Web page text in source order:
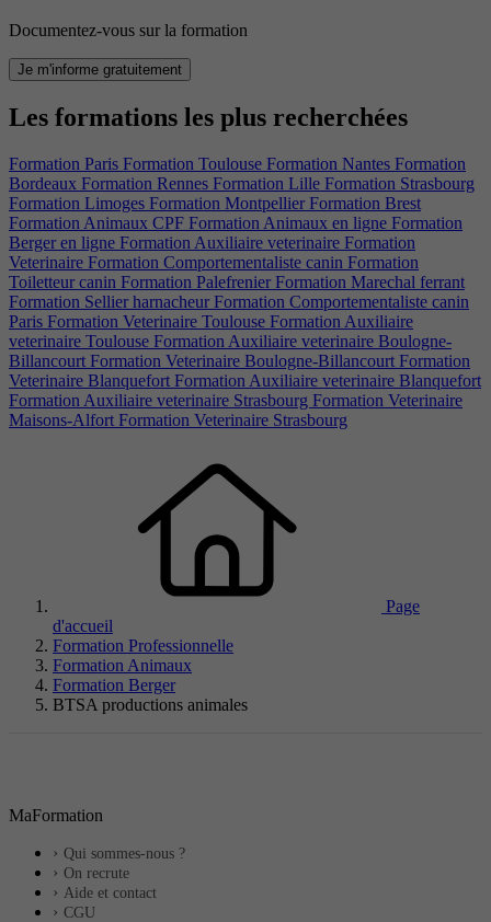
Documentez-vous sur la formation
Je m'informe gratuitement
Les formations les plus recherchées
Formation Paris Formation Toulouse Formation Nantes Formation
Bordeaux Formation Rennes Formation Lille Formation Strasbourg
Formation Limoges Formation Montpellier Formation Brest
Formation Animaux CPF Formation Animaux en ligne Formation
Berger en ligne Formation Auxiliaire veterinaire Formation
Veterinaire Formation Comportementaliste canin Formation
Toiletteur canin Formation Palefrenier Formation Marechal ferrant
Formation Sellier harnacheur Formation Comportementaliste canin
Paris Formation Veterinaire Toulouse Formation Auxiliaire
veterinaire Toulouse Formation Auxiliaire veterinaire Boulogne-
Billancourt Formation Veterinaire Boulogne-Billancourt Formation
Veterinaire Blanquefort Formation Auxiliaire veterinaire Blanquefort
Formation Auxiliaire veterinaire Strasbourg Formation Veterinaire
Maisons-Alfort Formation Veterinaire Strasbourg
Page
d'accueil
Formation Professionnelle
Formation Animaux
Formation Berger
BTSA productions animales
MaFormation
Qui sommes-nous ?
On recrute
Aide et contact
CGU